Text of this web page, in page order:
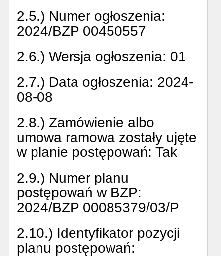
2.5.) Numer ogłoszenia:
2024/BZP 00450557
2.6.) Wersja ogłoszenia: 01
2.7.) Data ogłoszenia: 2024-
08-08
2.8.) Zamówienie albo
umowa ramowa zostały ujęte
w planie postępowań: Tak
2.9.) Numer planu
postępowań w BZP:
2024/BZP 00085379/03/P
2.10.) Identyfikator pozycji
planu postępowań: